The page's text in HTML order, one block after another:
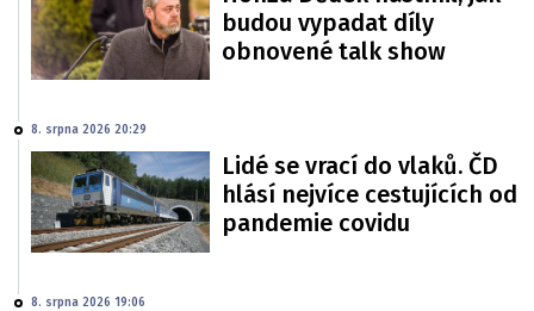
budou vypadat díly
obnovené talk show
8. srpna 2026 20:29
Lidé se vrací do vlaků. ČD
hlásí nejvíce cestujících od
pandemie covidu
8. srpna 2026 19:06